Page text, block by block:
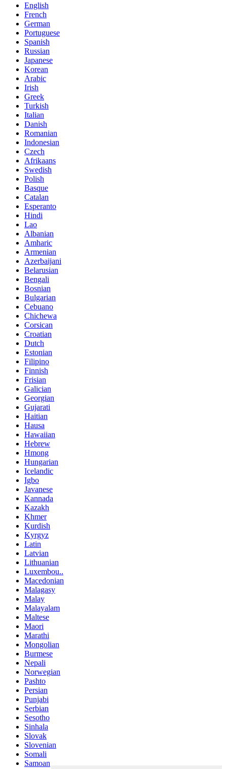
English
French
German
Portuguese
Spanish
Russian
Japanese
Korean
Arabic
Irish
Greek
Turkish
Italian
Danish
Romanian
Indonesian
Czech
Afrikaans
Swedish
Polish
Basque
Catalan
Esperanto
Hindi
Lao
Albanian
Amharic
Armenian
Azerbaijani
Belarusian
Bengali
Bosnian
Bulgarian
Cebuano
Chichewa
Corsican
Croatian
Dutch
Estonian
Filipino
Finnish
Frisian
Galician
Georgian
Gujarati
Haitian
Hausa
Hawaiian
Hebrew
Hmong
Hungarian
Icelandic
Igbo
Javanese
Kannada
Kazakh
Khmer
Kurdish
Kyrgyz
Latin
Latvian
Lithuanian
Luxembou..
Macedonian
Malagasy
Malay
Malayalam
Maltese
Maori
Marathi
Mongolian
Burmese
Nepali
Norwegian
Pashto
Persian
Punjabi
Serbian
Sesotho
Sinhala
Slovak
Slovenian
Somali
Samoan